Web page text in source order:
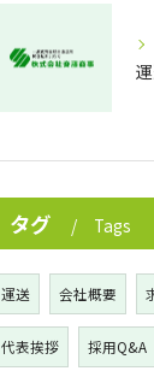
タグ Tags
運送 会社概要
代表挨拶 採用Q&A